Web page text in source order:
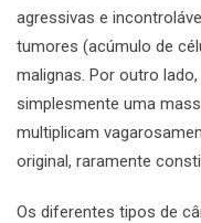
agressivas e
tumores (acúmulo de
malignas. Por outro
simplesmente uma
multiplicam
original, raramente
Os diferentes tipos de